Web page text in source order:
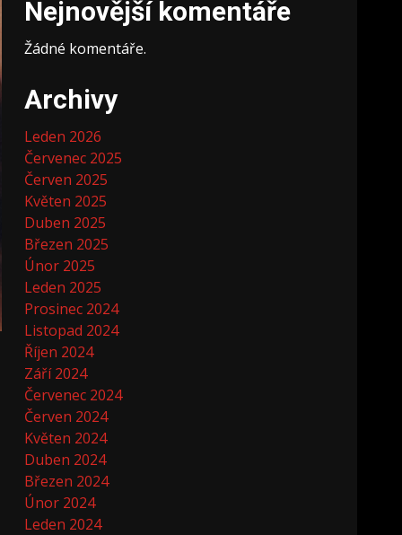
Nejnovější komentáře
Žádné komentáře.
Archivy
Leden 2026
Červenec 2025
Červen 2025
Květen 2025
Duben 2025
Březen 2025
Únor 2025
Leden 2025
Prosinec 2024
Listopad 2024
Říjen 2024
Září 2024
Červenec 2024
Červen 2024
Květen 2024
Duben 2024
Březen 2024
Únor 2024
Leden 2024